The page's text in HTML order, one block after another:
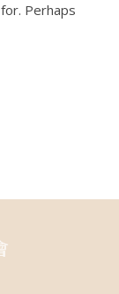
Perhaps